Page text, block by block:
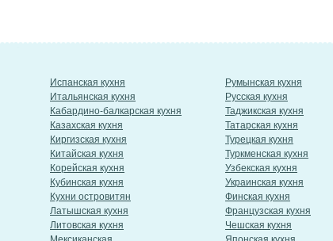
Испанская кухня
Итальянская кухня
Кабардино-балкарская кухня
Казахская кухня
Киргизская кухня
Китайская кухня
Корейская кухня
Кубинская кухня
Кухни островитян
Латышская кухня
Литовская кухня
Румынская кухня
Русская кухня
Таджикская кухня
Татарская кухня
Турецкая кухня
Туркменская кухня
Узбекская кухня
Украинская кухня
Финская кухня
Французская кухня
Чешская кухня